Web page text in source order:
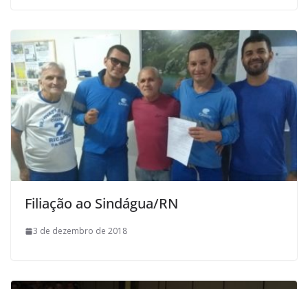
Filiação ao Sindágua/RN
3 de dezembro de 2018